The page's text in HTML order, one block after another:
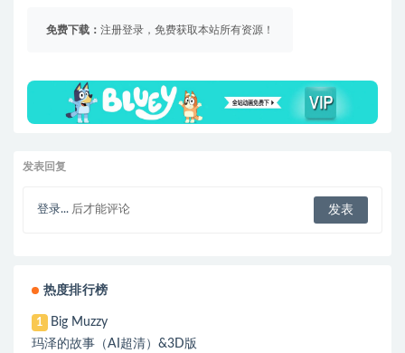
免费下载： 注册登录，免费获取本站所有资源！
发表回复
登录... 后才能评论
热度排行榜
1
Big Muzzy
玛泽的故事（AI超清）&3D版